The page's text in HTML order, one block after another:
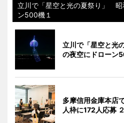
立川で「星空と光の夏祭り」 昭
ン500機１
立川で「星空と光
の夜空にドローン
多摩信用金庫本
人枠に172人応募 ２